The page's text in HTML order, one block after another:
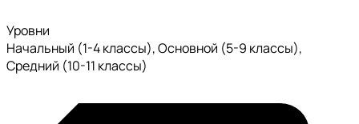
Уровни
Начальный (1-4 классы), Основной (5-9 классы),
Средний (10-11 классы)